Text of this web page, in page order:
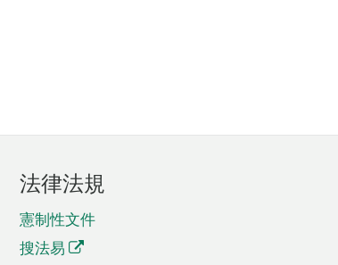
法律法規
憲制性文件
搜法易